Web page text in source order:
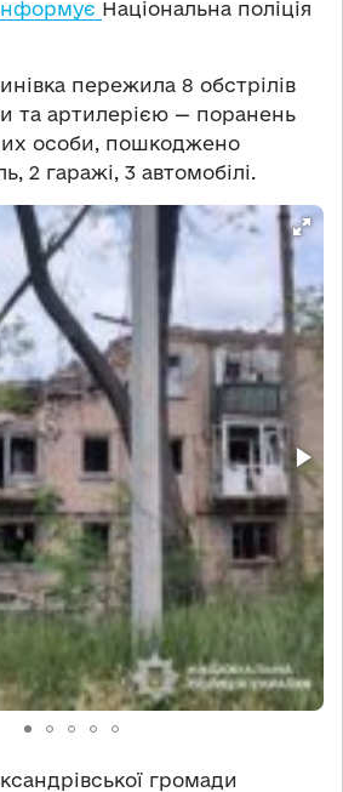
Національна поліція
пережила 8 обстрілів
та артилерією — поранень
особи, пошкоджено
2 гаражі, 3 автомобілі.
громади